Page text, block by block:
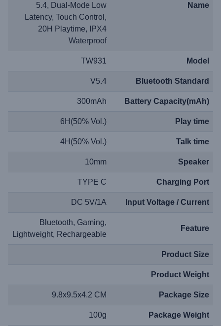
Name
5.4, Dual-Mode Low
Latency, Touch Control,
20H Playtime, IPX4
Waterproof
Model
TW931
Bluetooth Standard
V5.4
Battery Capacity(mAh)
300mAh
Play time
6H(50% Vol.)
Talk time
4H(50% Vol.)
Speaker
10mm
Charging Port
TYPE C
Input Voltage / Current
DC 5V/1A
Feature
Bluetooth, Gaming,
Lightweight, Rechargeable
Product Size
Product Weight
Package Size
9.8x9.5x4.2 CM
Package Weight
100g